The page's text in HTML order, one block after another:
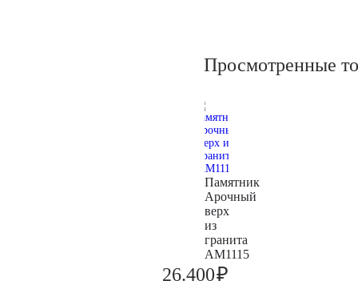
Просмотренные
Памятник
Арочный
верх
из
гранита
AM1115
26.400₽